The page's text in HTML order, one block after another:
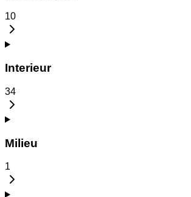
10
Interieur
34
Milieu
1